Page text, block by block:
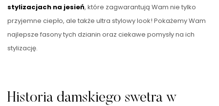
stylizacjach na jesień, które zagwarantują Wam nie tylko
przyjemne ciepło, ale także ultra stylowy look! Pokażemy Wam
najlepsze fasony tych dzianin oraz ciekawe pomysły na ich
stylizację.
Historia damskiego swetra w